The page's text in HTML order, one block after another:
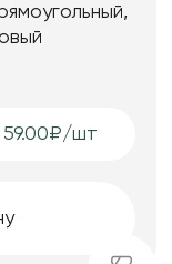
59.00₽/шт